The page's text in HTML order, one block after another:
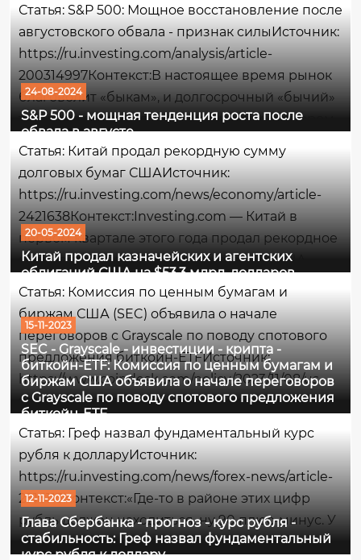
первом полугодии. Юань укрепился третий
месяц подряд...
Статья: S&P 500: Мощное восстановление после
августовского обвала - признак силыИсточник:
https://ru.investing.com/analysis/article-
200314997Контекст:В настоящее время рынок
благоволит «быкам», и долгосрочный «бычий»
тренд остается сильным. Ключевым фактором,
устойчивый спрос...
24-08-2024
S&P 500 - мощная тенденция роста после
обвала в августе
Статья: Китай продал рекордную сумму
долговых бумаг СШАИсточник:
https://ru.investing.com/news/economy/article-
2421638Контекст:Investing.com — Китай в
первом квартале этого года продал рекордное
количество казначейских облигаций США,
диверсифицируясь от американских активов,
пишет Bloomberg.Что имеется ввиду -
простыми словамиКитай...
20-05-2024
Китай продал казначейских и агентских
облигаций США на $53,3 млрд. долларов
Статья: Комиссия по ценным бумагам и
биржам США (SEC) объявила о начале
переговоров с Grayscale по поводу спотового
предложения биткойн-ETFИсточник:
https://www.coindesk.com/policy/2023/11/08/us-
sec-said-to-open-talks-with-grayscale-on-spot-
бумагам и биржам США (SEC) начала
переговоры с Grayscale...
15-11-2023
SEC - Grayscale - инвестиции - крипта -
биткойн-ETF: Комиссия по ценным бумагам и
биржам США объявила о начале переговоров
с Grayscale по поводу спотового предложения
биткойн-ETF
Статья: Греф назвал фундаментальный курс
рубля к долларуИсточник:
https://ru.investing.com/news/forex-news/article-
2316113Контекст:«Где-то в районе этих цифр
рубль должен находиться, ну 90 плюс-минус. У
нас нет ожиданий, что он сильно от этих
12-11-2023
Глава Сбербанка - прогноз - курс рубля -
стабильность: Греф назвал фундаментальный
курс рубля к доллару